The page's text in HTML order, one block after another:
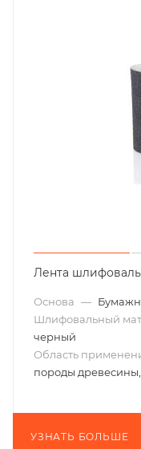
Лента
Основа —
Шлифовальный
черный
Область
породы
УЗНАТЬ БОЛЬШЕ